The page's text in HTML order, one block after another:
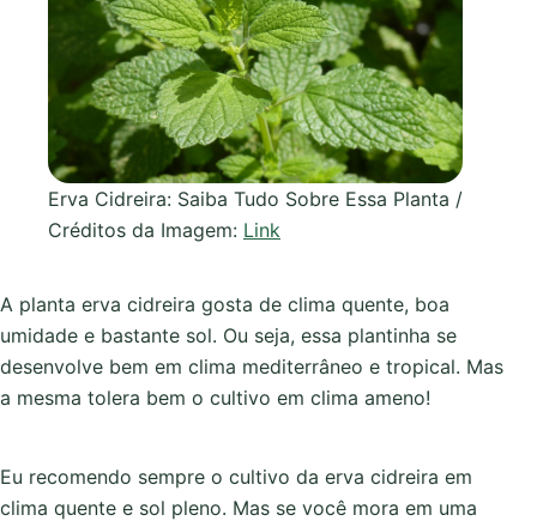
Erva Cidreira: Saiba Tudo Sobre Essa Planta /
Créditos da Imagem: Link
A planta erva cidreira gosta de clima quente, boa
umidade e bastante sol. Ou seja, essa plantinha se
desenvolve bem em clima mediterrâneo e tropical. Mas
a mesma tolera bem o cultivo em clima ameno!
Eu recomendo sempre o cultivo da erva cidreira em
clima quente e sol pleno. Mas se você mora em uma